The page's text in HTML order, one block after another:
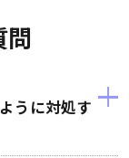
問
うに対処す